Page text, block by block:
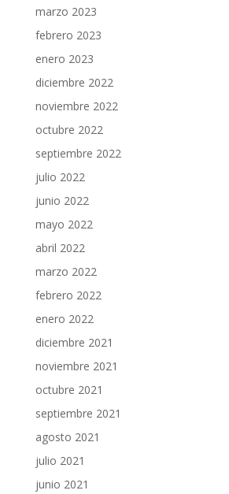
marzo 2023
febrero 2023
enero 2023
diciembre 2022
noviembre 2022
octubre 2022
septiembre 2022
julio 2022
junio 2022
mayo 2022
abril 2022
marzo 2022
febrero 2022
enero 2022
diciembre 2021
noviembre 2021
octubre 2021
septiembre 2021
agosto 2021
julio 2021
junio 2021